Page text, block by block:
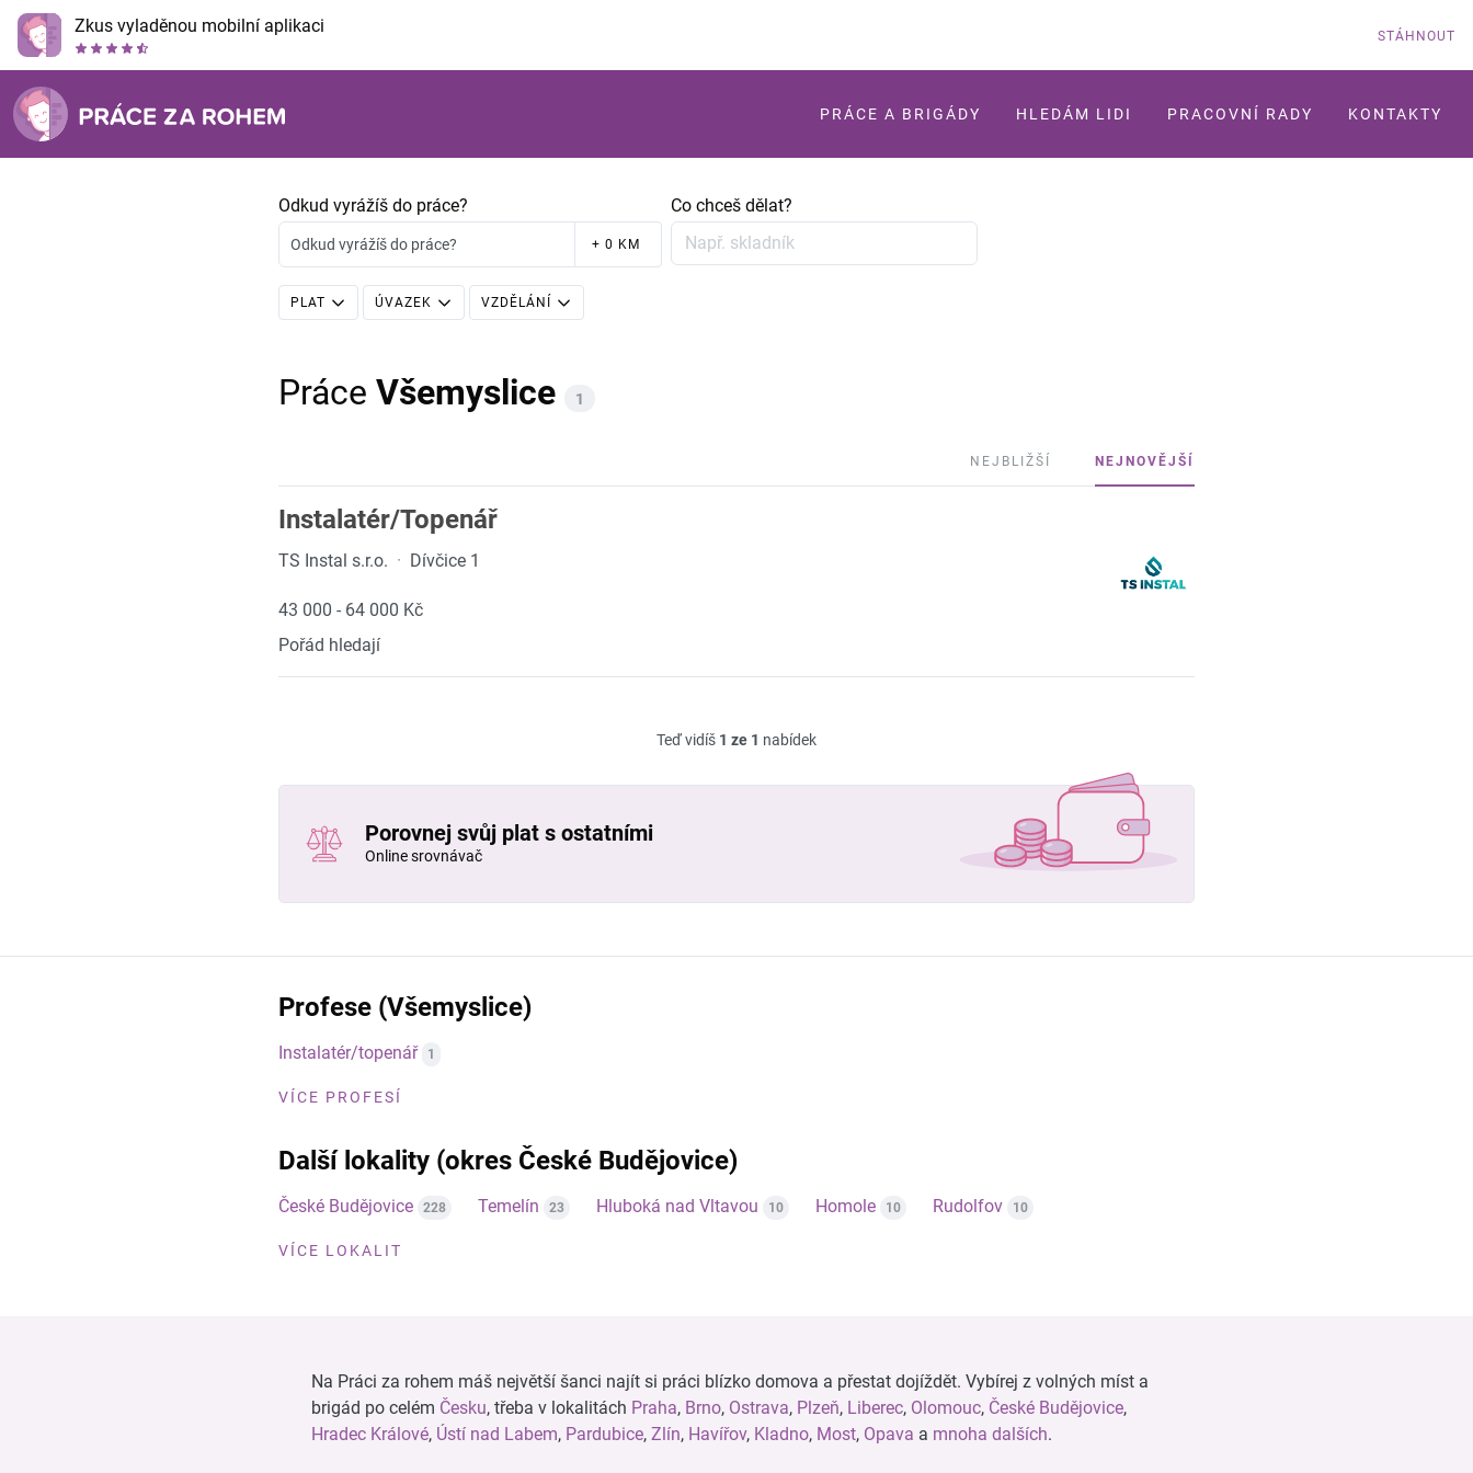
Zkus vyladěnou mobilní aplikaci STÁHNOUT
PRÁCE A BRIGÁDY HLEDÁM LIDI PRACOVNÍ RADY KONTAKTY
Odkud vyrážíš do práce?
Odkud vyrážíš do práce? + 0 KM
Co chceš dělat?
PLAT ÚVAZEK VZDĚLÁNÍ
Práce Všemyslice 1
NEJBLIŽŠÍ NEJNOVĚJŠÍ
Instalatér/Topenář
TS Instal s.r.o. · Dívčice 1
43 000 - 64 000 Kč
Pořád hledají
Teď vidíš 1 ze 1 nabídek
Porovnej svůj plat s ostatními
Online srovnávač
Profese (Všemyslice)
Instalatér/topenář 1
VÍCE PROFESÍ
Další lokality (okres České Budějovice)
České Budějovice 228 Temelín 23 Hluboká nad Vltavou 10 Homole 10 Rudolfov 10
VÍCE LOKALIT
Na Práci za rohem máš největší šanci najít si práci blízko domova a přestat dojíždět. Vybírej z volných míst a
brigád po celém Česku, třeba v lokalitách Praha, Brno, Ostrava, Plzeň, Liberec, Olomouc, České Budějovice,
Hradec Králové, Ústí nad Labem, Pardubice, Zlín, Havířov, Kladno, Most, Opava a mnoha dalších.